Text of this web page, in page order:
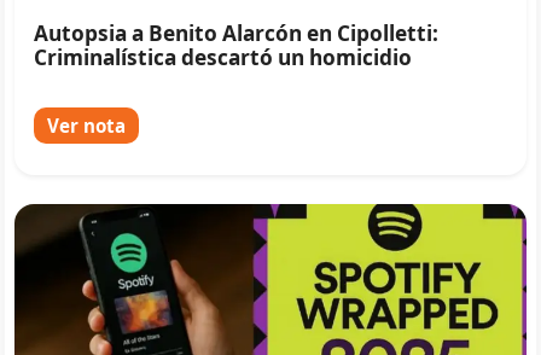
Autopsia a Benito Alarcón en Cipolletti:
Criminalística descartó un homicidio
Ver nota